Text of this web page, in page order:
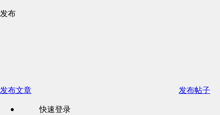
发布
发布文章
发布帖子
快速登录